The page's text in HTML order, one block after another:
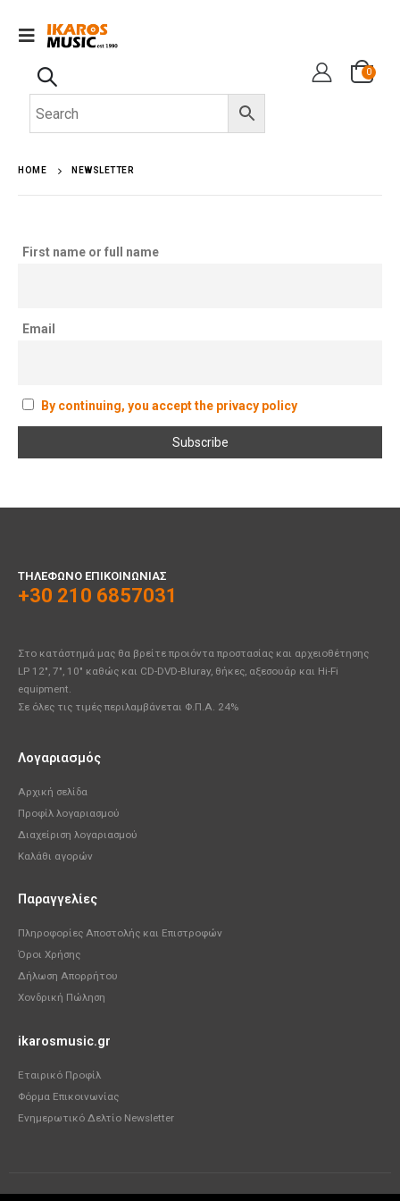
0
HOME NEWSLETTER
First name or full name
Email
By continuing, you accept the privacy policy
ΤΗΛΈΦΩΝΟ ΕΠΙΚΟΙΝΩΝΊΑΣ
+30 210 6857031
Στο κατάστημά μας θα βρείτε προιόντα προστασίας και αρχειοθέτησης
LP 12", 7", 10" καθώς και CD-DVD-Bluray, θήκες, αξεσουάρ και Hi-Fi
equipment.
Σε όλες τις τιμές περιλαμβάνεται Φ.Π.Α. 24%
Λογαριασμός
Αρχική σελίδα
Προφίλ λογαριασμού
Διαχείριση λογαριασμού
Καλάθι αγορών
Παραγγελίες
Πληροφορίες Αποστολής και Επιστροφών
Όροι Χρήσης
Δήλωση Απορρήτου
Χονδρική Πώληση
ikarosmusic.gr
Εταιρικό Προφίλ
Φόρμα Επικοινωνίας
Ενημερωτικό Δελτίο Newsletter